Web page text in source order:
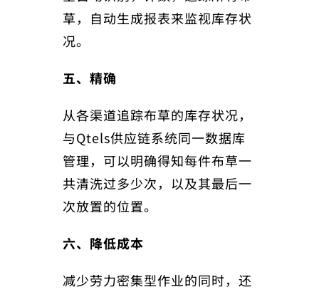
草，自动生成报表来监视库存状
况。
五、精确
从各渠道追踪布草的库存状况，
与Qtels供应链系统同一数据库
管理，可以明确得知每件布草一
共清洗过多少次，以及其最后一
次放置的位置。
六、降低成本
减少劳力密集型作业的同时，还